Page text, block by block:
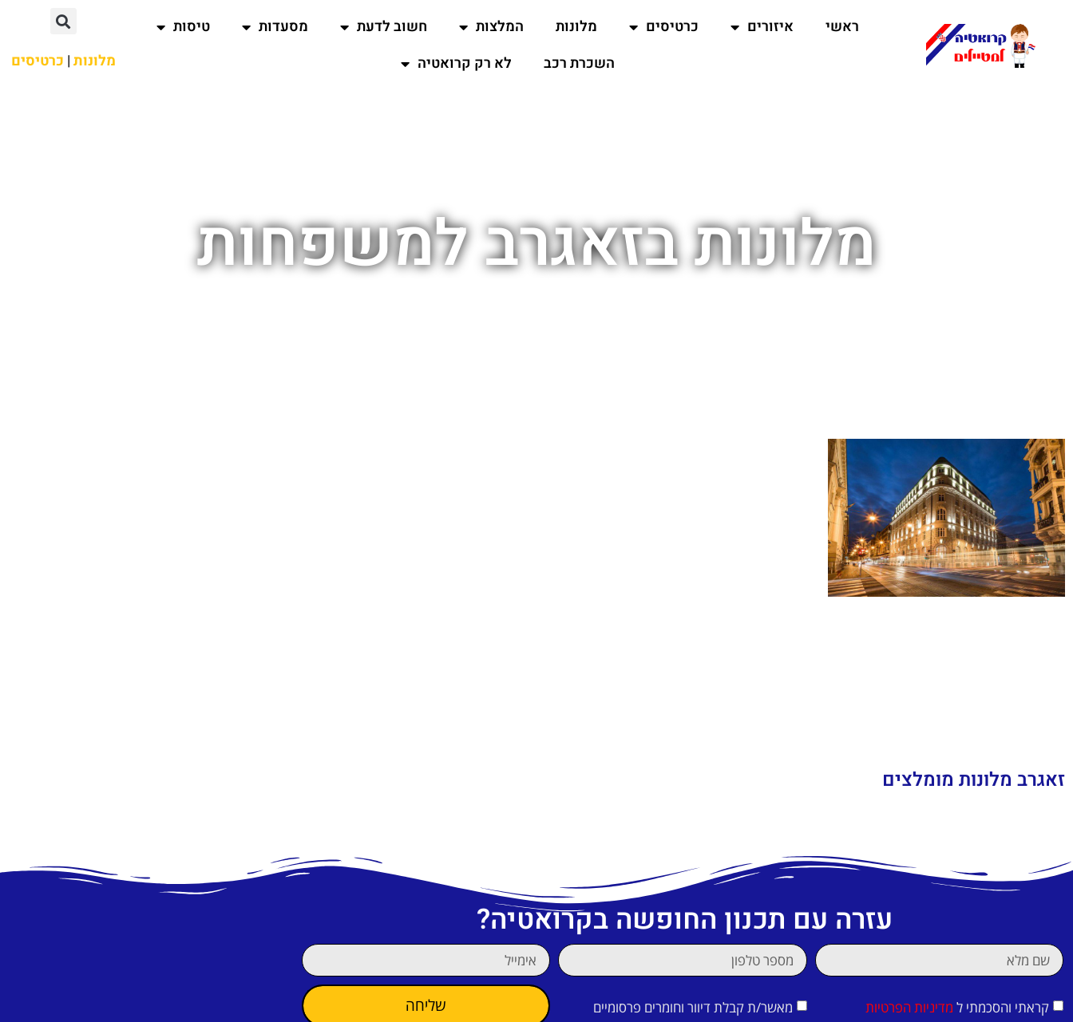
ראשי איזורים כרטיסים מלונות המלצות חשוב לדעת מסעדות
טיסות
השכרת רכב
לא רק קרואטיה מלונות| כרטיסים
מלונות בזאגרב למשפחות
זאגרב מלונות מומלצים
עזרה עם תכנון החופשה בקרואטיה?
קראתי והסכמתי ל מדיניות הפרטיות מאשר/ת קבלת דיוור וחומרים פרסומיים שליחה